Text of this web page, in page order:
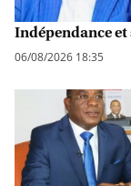
Indépendance et
06/08/2026 18:35